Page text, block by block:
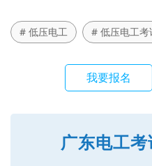
# 低压电工 # 低压电工考
我要报名
广东电工